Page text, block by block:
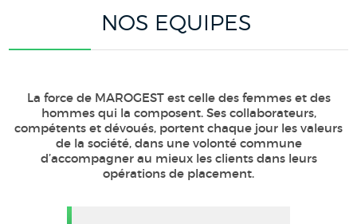
NOS EQUIPES
La force de MAROGEST est celle des femmes et des
hommes qui la composent. Ses collaborateurs,
compétents et dévoués, portent chaque jour les valeurs
de la société, dans une volonté commune
d’accompagner au mieux les clients dans leurs
opérations de placement.